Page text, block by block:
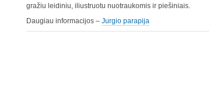
gražiu leidiniu, iliustruotu nuotraukomis ir piešiniais.
Daugiau informacijos – Jurgio parapija